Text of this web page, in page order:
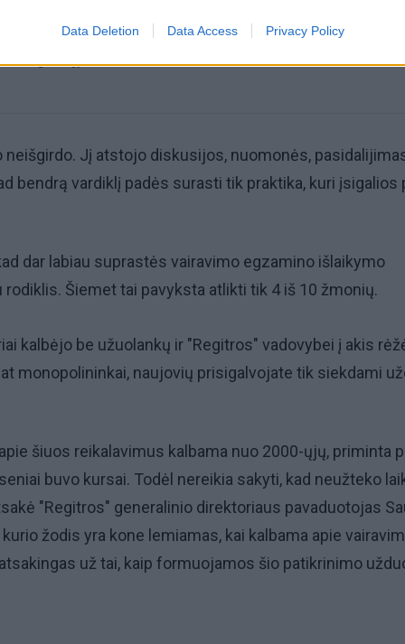
Data Deletion Data Access Privacy Policy
Kam reikalingas trečiasis skalbimo mašinos skyrelis:
neišgirdo. Jį atstojo diskusijos, nuomonės,
bendrą vardiklį padės surasti tik praktika, kuri įsigalios
dar labiau suprastės vairavimo egzamino išlaikymo
Šiemet tai pavyksta atlikti tik 4 iš 10 žmonių.
kalbėjo be užuolankų ir "Regitros" vadovybei į akis
monopolininkai, naujovių prisigalvojate tik siekdami
šiuos reikalavimus kalbama nuo 2000-ųjų, priminta
buvo kursai. Todėl nereikia sakyti, kad neužteko
"Regitros" generalinio direktoriaus pavaduotojas
žodis yra kone lemiamas, kai kalbama apie
už tai, kaip formuojamos šio patikrinimo